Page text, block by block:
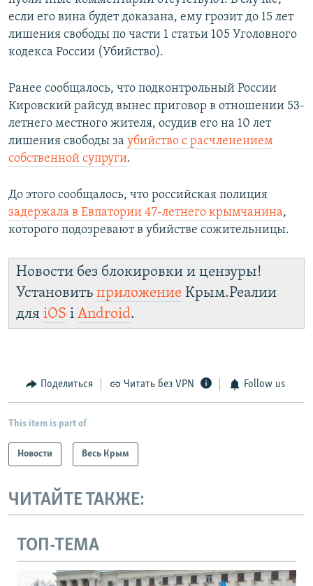
если его вина будет доказана, ему грозит до 15 лет
лишения свободы по части 1 статьи 105 Уголовного
кодекса России (Убийство).
Ранее сообщалось, что подконтрольный России
Кировский райсуд вынес приговор в отношении 53-
летнего местного жителя, осудив его на 10 лет
лишения свободы за убийство с расчленением
собственной супруги.
До этого сообщалось, что российская полиция
задержала в Евпатории 47-летнего крымчанина,
которого подозревают в убийстве сожительницы.
Новости без блокировки и цензуры!
Установить приложение Крым.Реалии
для iOS і Android.
Поделиться Читать без VPN Follow us
This item is part of
Новости Весь Крым
ЧИТАЙТЕ ТАКЖЕ:
ТОП-ТЕМА